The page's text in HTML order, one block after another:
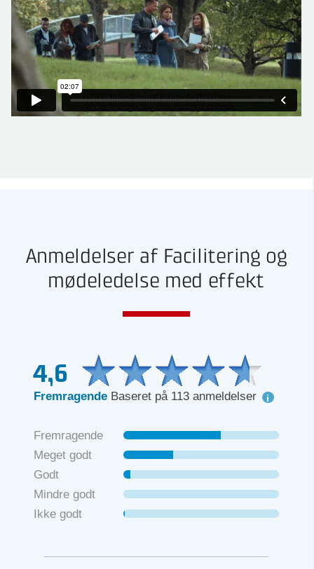
Anmeldelser af Facilitering og
mødeledelse med effekt
4,6
Fremragende Baseret på 113 anmeldelser
Fremragende
Meget godt
Godt
Mindre godt
Ikke godt